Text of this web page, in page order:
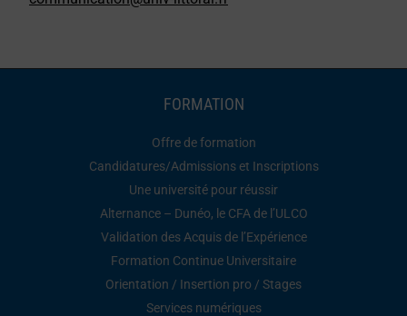
FORMATION
Offre de formation
Candidatures/Admissions et Inscriptions
Une université pour réussir
Alternance – Dunéo, le CFA de l’ULCO
Validation des Acquis de l’Expérience
Formation Continue Universitaire
Orientation / Insertion pro / Stages
Services numériques